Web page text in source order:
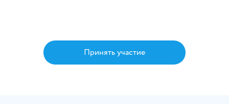
Принять участие